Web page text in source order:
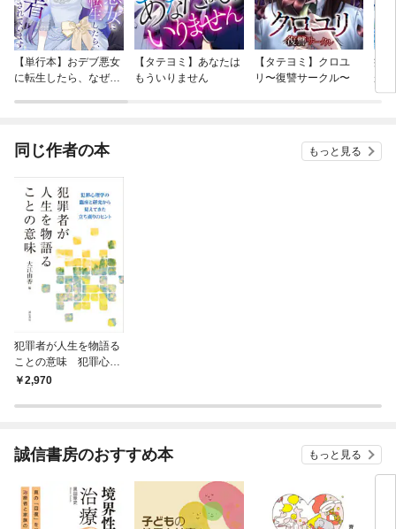
【単行本】おデブ悪女
に転生したら、なぜか
【タテヨミ】あなたは
もういりません
【タテヨミ】クロユ
リ〜復讐サークル〜
病
が
ぎ
同じ作者の本 もっと見る
犯罪者が人生を物語る
ことの意味 犯罪心理
学の臨床と研究から見
ント
2,970
誠信書房のおすすめ本 もっと見る